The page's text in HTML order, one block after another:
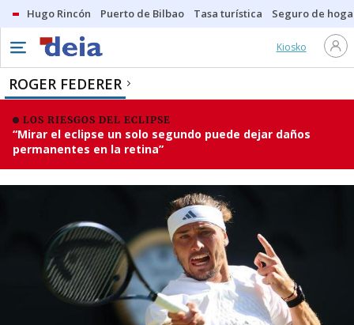
Hugo Rincón Puerto de Bilbao Tasa turística Seguro de
Kiosko
ROGER FEDERER
LOS RIESGOS DEL ECLIPSE
“Mirar el eclipse un solo segundo puede dejar daños
permanentes en la retina”